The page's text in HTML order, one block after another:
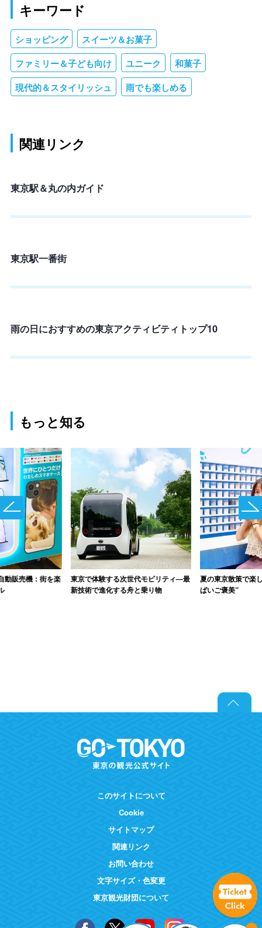
キーワード
ショッピング スイーツ＆お菓子
ファミリー＆子ども向け ユニーク 和菓子
現代的＆スタイリッシュ 雨でも楽しめる
関連リンク
東京駅＆丸の内ガイド
東京駅一番街
雨の日におすすめの東京アクティビティトップ10
もっと知る
動販売機：街を楽
東京で体験する次世代モビリティ―最
新技術で進化する舟と乗り物
夏の東京散策で楽
ぱいご褒美”
このサイトについて
Cookie
サイトマップ
関連リンク
お問い合わせ
文字サイズ・色変更
東京観光財団について